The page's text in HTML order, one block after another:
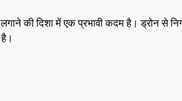
की दिशा में एक प्रभावी कदम है। ड्रोन से